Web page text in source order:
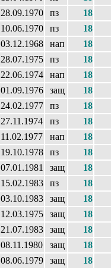
28.09.1970 пз 18
10.06.1970 пз 18
03.12.1968 нап 18
28.07.1975 пз 18
22.06.1974 нап 18
01.09.1976 защ 18
24.02.1977 пз 18
27.11.1974 пз 18
11.02.1977 нап 18
19.10.1978 пз 18
07.01.1981 защ 18
15.02.1983 пз 18
03.10.1983 защ 18
12.03.1975 защ 18
21.07.1983 защ 18
08.11.1980 защ 18
08.06.1979 защ 18